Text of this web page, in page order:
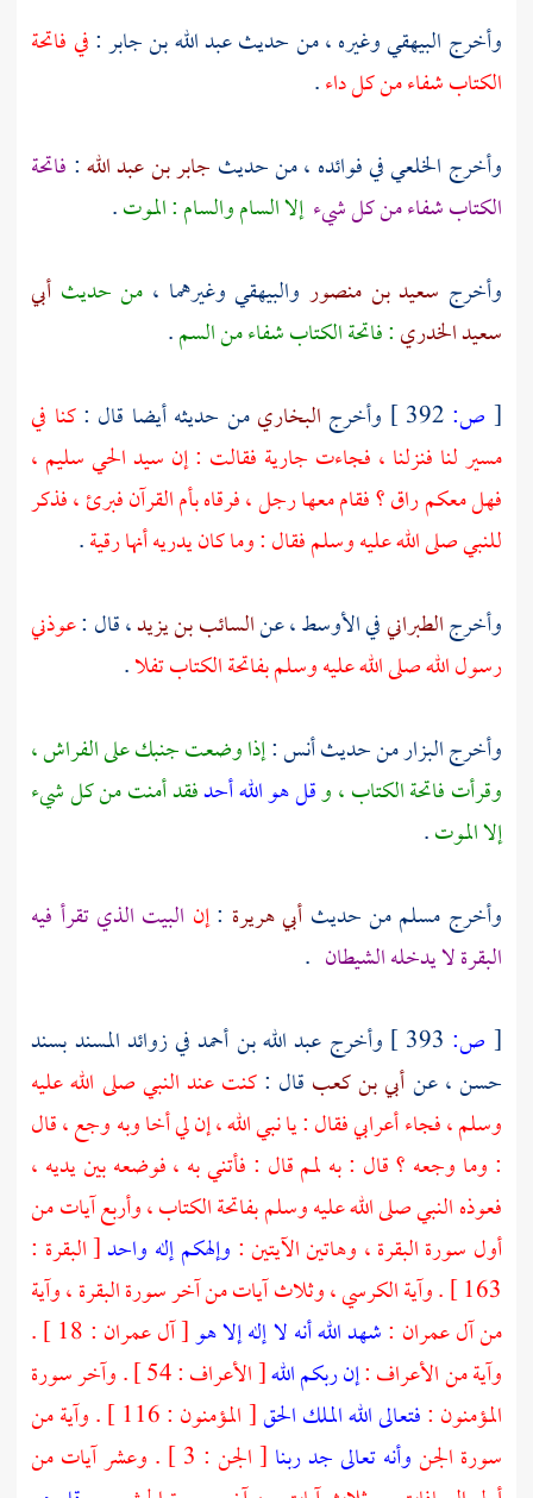
وأخرج البيهقيوغيره ، من حديثعبد الله بن جابر:في فاتحة
الكتاب شفاء من كل داء.
وأخرج الخلعيفي فوائده ، من حديث جابر بن عبد الله: فاتحة
الكتاب شفاء من كل شيء إلا السام والسام : الموت.
وأخرج سعيد بن منصور والبيهقي وغيرهما ، من حديث أبي
سعيد الخدري: فاتحة الكتاب شفاء من السم.
[ ص: وأخرج البخاريمن حديثه أيضا قال :كنا في
مسير لنا فنزلنا ، فجاءت جارية فقالت : إن سيد الحي سليم ،
فهل معكم راق ؟ فقام معها رجل ، فرقاه بأم القرآن فبرئ ، فذكر
للنبي صلى الله عليه وسلم فقال : وما كان يدريه أنها رقية.
وأخرجالطبرانيفي الأوسط ، عنالسائب بن يزيد، قال :عوذني
رسول الله صلى الله عليه وسلم بفاتحة الكتاب تفلا.
وأخرجالبزارمن حديثأنس:إذا وضعت جنبك على الفراش ،
وقرأت فاتحة الكتاب ، وقل هو الله أحدفقد أمنت من كل شيء
إلا الموت.
وأخرج مسلممن حديث أبي هريرة :إن البيت الذي تقرأ فيه
البقرة لا يدخله الشيطان .
[ ص: وأخرج عبد الله بن أحمدفي زوائد المسند بسند
حسن ، عنأبي بن كعب قال :كنت عند النبي صلى الله عليه
وسلم ، فجاء أعرابي فقال : يا نبي الله ، إن لي أخا وبه وجع ، قال
: وما وجعه ؟ قال : به لمم قال : فأتني به ، فوضعه بين يديه ،
فعوذه النبي صلى الله عليه وسلم بفاتحة الكتاب ، وأربع آيات من
أول سورة البقرة ، وهاتين الآيتين : وإلهكم إله واحد[ البقرة :
163 ] . وآية الكرسي ، وثلاث آيات من آخر سورة البقرة ، وآية
من آل عمران :شهد الله أنه لا إله إلا هو
[ آل عمران : 18 ] .
وآية من الأعراف :إن ربكم الله
[ الأعراف : 54 ] . وآخر سورة
المؤمنون :فتعالى الله الملك الحق
[ المؤمنون : 116 ] . وآية من
سورة الجنوأنه تعالى جد ربنا
[ الجن : 3 ] . وعشر آيات من